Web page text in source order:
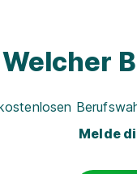
Welcher
Melde